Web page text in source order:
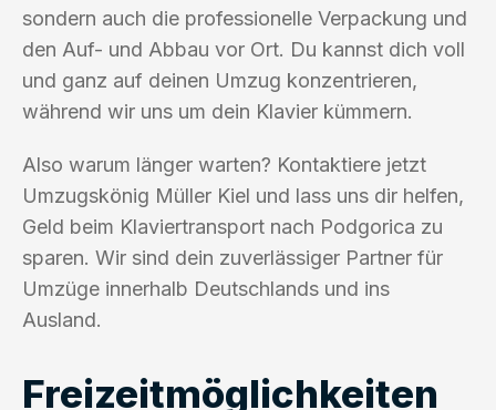
sondern auch die professionelle Verpackung und
den Auf- und Abbau vor Ort. Du kannst dich voll
und ganz auf deinen Umzug konzentrieren,
während wir uns um dein Klavier kümmern.
Also warum länger warten? Kontaktiere jetzt
Umzugskönig Müller Kiel und lass uns dir helfen,
Geld beim Klaviertransport nach Podgorica zu
sparen. Wir sind dein zuverlässiger Partner für
Umzüge innerhalb Deutschlands und ins
Ausland.
Freizeitmöglichkeiten